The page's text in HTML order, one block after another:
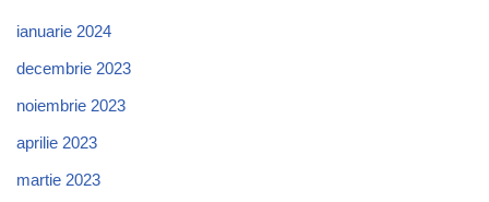
ianuarie 2024
decembrie 2023
noiembrie 2023
aprilie 2023
martie 2023